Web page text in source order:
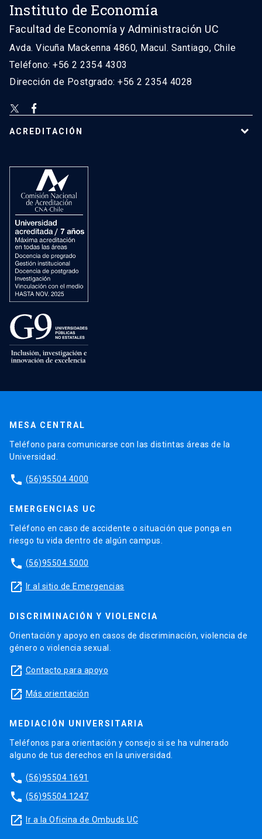
Instituto de Economía
Facultad de Economía y Administración UC
Avda. Vicuña Mackenna 4860, Macul. Santiago, Chile
Teléfono: +56 2 2354 4303
Dirección de Postgrado: +56 2 2354 4028
ACREDITACIÓN
MESA CENTRAL
Teléfono para comunicarse con las distintas áreas de la
Universidad.
phone (56)95504 4000
EMERGENCIAS UC
Teléfono en caso de accidente o situación que ponga en
riesgo tu vida dentro de algún campus.
phone (56)95504 5000
launch Ir al sitio de Emergencias
DISCRIMINACIÓN Y VIOLENCIA
Orientación y apoyo en casos de discriminación, violencia de
género o violencia sexual.
launch Contacto para apoyo
launch Más orientación
MEDIACIÓN UNIVERSITARIA
Teléfonos para orientación y consejo si se ha vulnerado
alguno de tus derechos en la universidad.
phone (56)95504 1691
phone (56)95504 1247
launch Ir a la Oficina de Ombuds UC